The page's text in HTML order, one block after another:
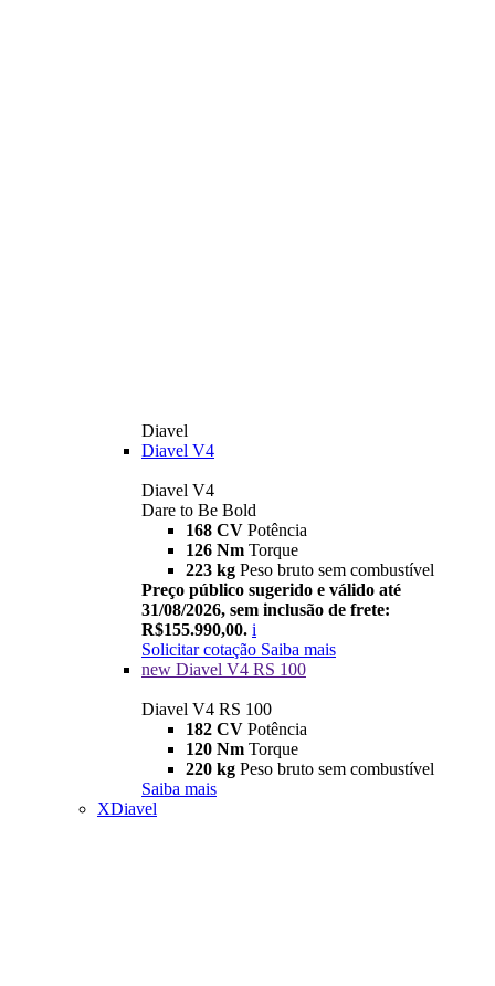
Diavel
Diavel V4
Diavel V4
Dare to Be Bold
168 CV Potência
126 Nm Torque
223 kg Peso bruto sem combustível
Preço público sugerido e válido até
31/08/2026, sem inclusão de frete:
R$155.990,00. i
Solicitar cotação Saiba mais
new Diavel V4 RS 100
Diavel V4 RS 100
182 CV Potência
120 Nm Torque
220 kg Peso bruto sem combustível
Saiba mais
XDiavel